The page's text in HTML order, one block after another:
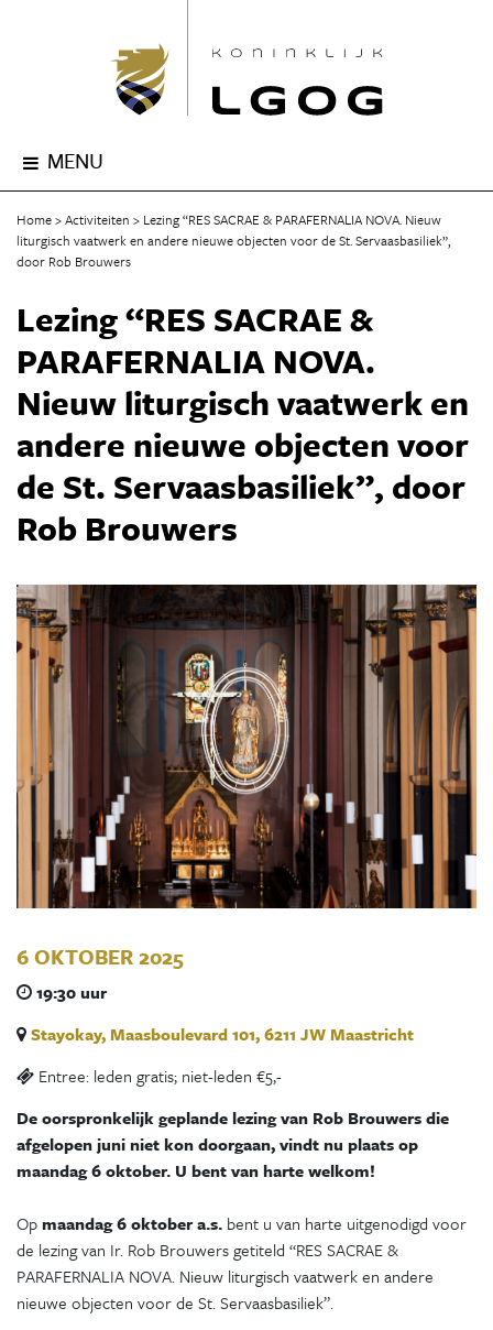
MENU
Home Activiteiten
Lezing “RES SACRAE & PARAFERNALIA NOVA. Nieuw
liturgisch vaatwerk en andere nieuwe objecten voor de St. Servaasbasiliek”,
door Rob Brouwers
Lezing “RES SACRAE &
PARAFERNALIA NOVA.
Nieuw liturgisch vaatwerk en
andere nieuwe objecten voor
de St. Servaasbasiliek”, door
Rob Brouwers
6 OKTOBER 2025
19:30 uur
Stayokay, Maasboulevard 101, 6211 JW Maastricht
Entree: leden gratis; niet-leden €5,-
De oorspronkelijk geplande lezing van Rob Brouwers die
afgelopen juni niet kon doorgaan, vindt nu plaats op
maandag 6 oktober. U bent van harte welkom!
Opmaandag 6 oktober a.s. bent u van harte uitgenodigd voor
de lezing van Ir. Rob Brouwers getiteld “RES SACRAE &
PARAFERNALIA NOVA. Nieuw liturgisch vaatwerk en andere
nieuwe objecten voor de St. Servaasbasiliek”.